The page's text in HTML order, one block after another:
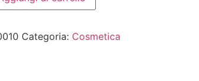
Categoria: Cosmetica